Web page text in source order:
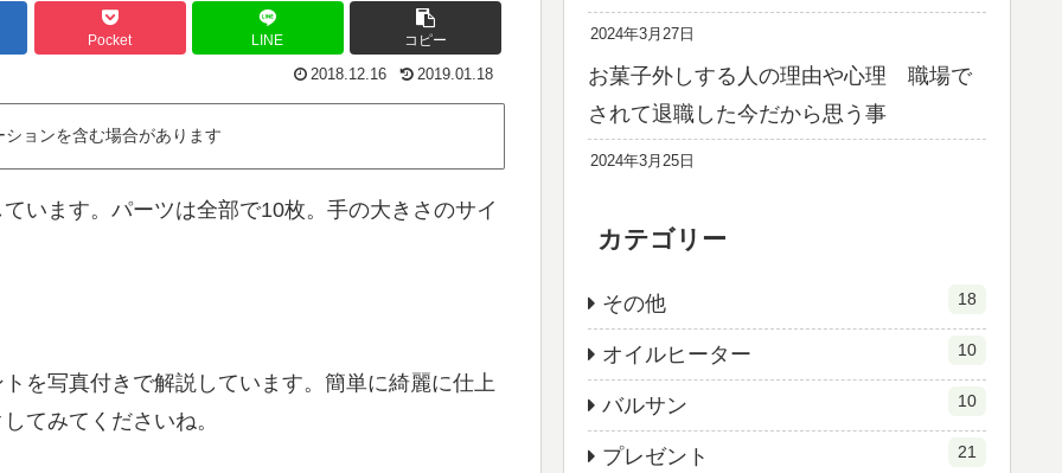
Pocket LINE コピー
2018.12.16 2019.01.18
ョンを含む場合があります
います。パーツは全部で10枚。手の大きさのサイ
を写真付きで解説しています。簡単に綺麗に仕上
てみてくださいね。
2024年3月27日
お菓子外しする人の理由や心理 職場で
されて退職した今だから思う事
2024年3月25日
カテゴリー
その他 18
オイルヒーター 10
バルサン 10
プレゼント 21